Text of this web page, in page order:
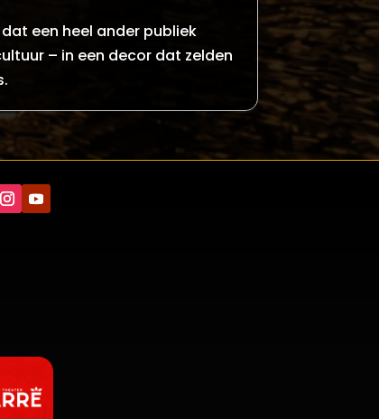
een heel ander publiek
– in een decor dat zelden